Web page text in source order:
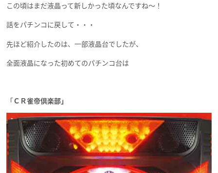
この頃はまだ液晶って新しかった頃なんですね～！
話をパチンコに戻して・・・
先ほど紹介したのは、一部液晶台でしたが、
全面液晶になった初めてのパチンコ台は
「ＣＲ雀帝倶楽部」